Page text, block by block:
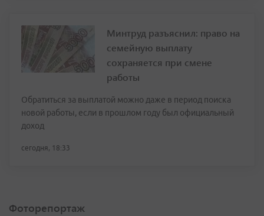
Минтруд разъяснил: право на
семейную выплату
сохраняется при смене
работы
Обратиться за выплатой можно даже в период поиска
новой работы, если в прошлом году был официальный
доход
сегодня, 18:33
Фоторепортаж